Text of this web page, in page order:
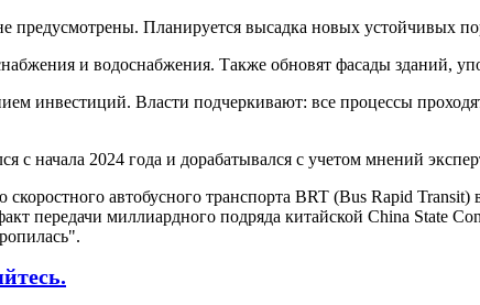
предусмотрены. Планируется высадка новых устойчивых
и водоснабжения. Также обновят фасады зданий,
инвестиций. Власти подчеркивают: все процессы
с начала 2024 года и дорабатывался с учетом мнений
скоростного автобусного транспорта BRT (Bus Rapid
передачи миллиардного подряда китайской China State